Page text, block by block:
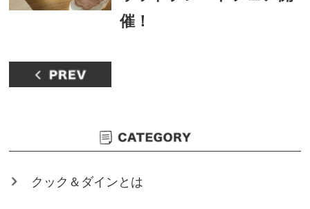
催！
クック＆ダインとは